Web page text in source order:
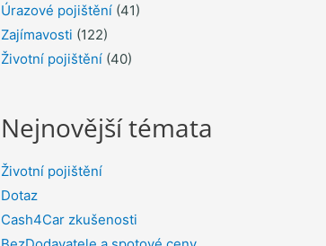
Úrazové pojištění(41)
Zajímavosti (122)
Životní pojištění(40)
Nejnovější témata
Životní pojištění
Dotaz
Cash4Car zkušenosti